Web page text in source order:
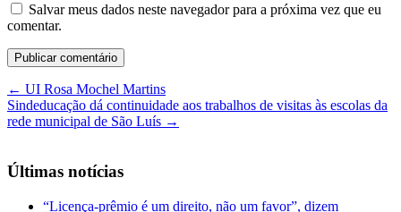
Salvar meus dados neste navegador para a próxima vez que eu
comentar.
← UI Rosa Mochel Martins
Sindeducação dá continuidade aos trabalhos de visitas às escolas da
rede municipal de São Luís →
Últimas notícias
“Licença-prêmio é um direito, não um favor”, dizem